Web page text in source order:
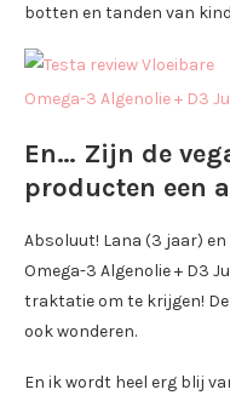
botten en tanden van
En… Zijn de
producten een
Absoluut! Lana (3 jaar) en
Omega-3 Algenolie + D3
traktatie om te krijgen!
ook wonderen.
En ik wordt heel erg blij